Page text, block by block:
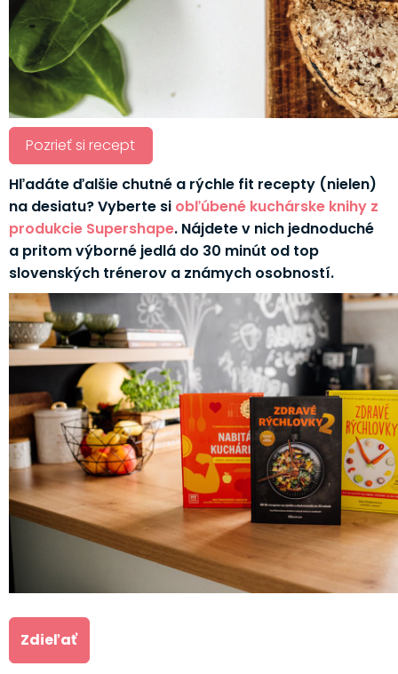
Pozrieť si recept
Hľadáte ďalšie chutné a rýchle fit recepty (nielen)
na desiatu? Vyberte si obľúbené kuchárske knihy z
produkcie Supershape. Nájdete v nich jednoduché
a pritom výborné jedlá do 30 minút od top
slovenských trénerov a známych osobností.
Zdieľať